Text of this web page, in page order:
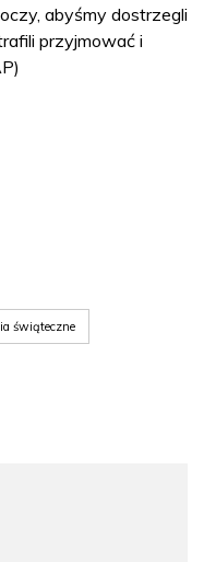
abyśmy dostrzegli
przyjmować i
świąteczne